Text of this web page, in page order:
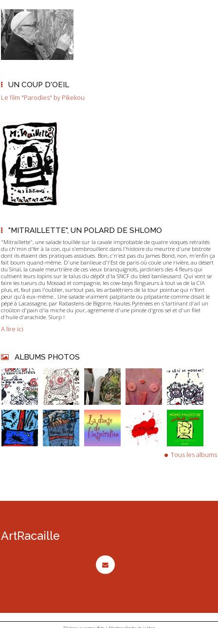
UN COUP D'OEIL
Le film "Parodies" by Pikekou
"MITRAILLETTE", UN POLARD DE SHLOMO
"Mitraillette", une salade touillée sur la cavale improbable de quatre vioques retraités
du ch'min d'fer à la con, qui s'embrouillent dans l'histoire du meurtre d'une bistrote
dont ils étaient des pratiques assidues. Bon, c'n'est pas du James Bond, non, m'enfin ça
fait boum quand-même. D'une banlieue d'l'Est de paris où coule une rivière, au désert
du Sinaï, la cavale meurtrière de ces vieux branquignols, jardiniers des 4 fleurs qui
cultivent leurs lopins sur le talus du dépôt d'la SNCF du bled banlieusard. Qui vont se
faire les tueurs du Mossad et compagnie, les cow-boys flingueurs à tout va de la CIA
plus, et, faut pas l'oublier, surtout pas, les arbalétriers de la tour pointue qui n'font
peur qu'à eux-même.. Une salade vraiment palpitante ou pilpatante comme disait le
pépé à Lacassagne, par Rabastens de Bigorre, Hautes Pyrénées en s'tartinant d'ail un
croûton d'pain d'la miche du jour, agrémenté d'une pincée d'gros sel et d'un filet
d'huile d'arachide. Slurp !
A lire ici
ALBUMS PHOTOS
Tous les albums
ArtRacaille